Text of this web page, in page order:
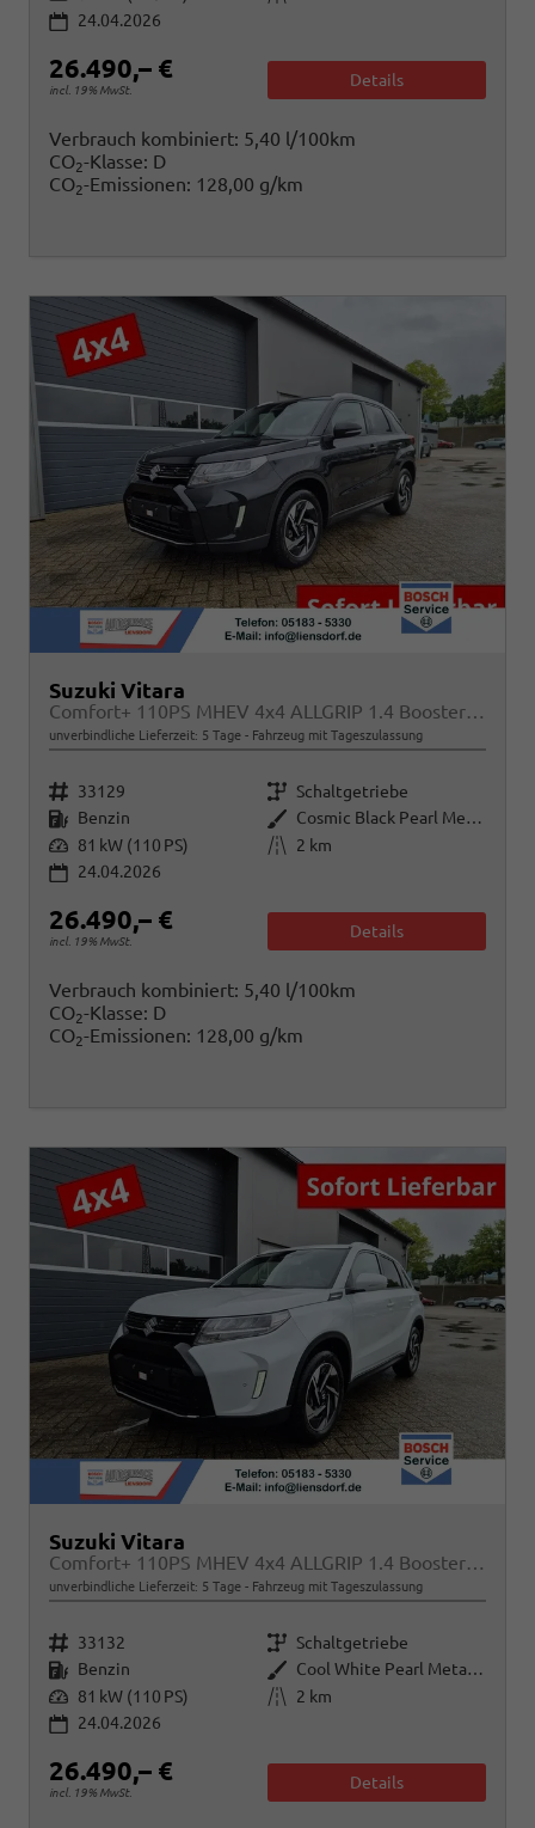
24.04.2026
26.490,– €
incl. 19% MwSt.
Details
Verbrauch kombiniert: 5,40 l/100km
CO2-Klasse: D
CO2-Emissionen: 128,00 g/km
Suzuki Vitara
Comfort+ 110PS MHEV 4x4 ALLGRIP 1.4 Boosterjet Allrad Teilleder mit Alcantara Navi Klimaautomatik Sitzheizung ACC PDC v+h Rückf.Kamera Suzuki-Radio Apple CarPlay Android Auto Touchscreen 2xKeyless 17-LM
unverbindliche Lieferzeit: 5 Tage Fahrzeug mit Tageszulassung
Fahrzeugnr. 33129 Getriebe Schaltgetriebe
Kraftstoff Benzin Außenfarbe
Cosmic Black Pearl Metallic
Leistung 81 kW (110 PS) Kilometerstand
2 km
24.04.2026
26.490,– €
incl. 19% MwSt.
Details
Verbrauch kombiniert: 5,40 l/100km
CO2-Klasse: D
CO2-Emissionen: 128,00 g/km
Suzuki Vitara
Comfort+ 110PS MHEV 4x4 ALLGRIP 1.4 Boosterjet Allrad Teilleder mit Alcantara Navi Klimaautomatik Sitzheizung ACC PDC v+h Rückf.Kamera Suzuki-Radio Apple CarPlay Android Auto Touchscreen 2xKeyless 17-LM
unverbindliche Lieferzeit: 5 Tage Fahrzeug mit Tageszulassung
Fahrzeugnr. 33132 Getriebe Schaltgetriebe
Kraftstoff Benzin Außenfarbe
Cool White Pearl Metallic
Leistung 81 kW (110 PS) Kilometerstand
2 km
24.04.2026
26.490,– €
incl. 19% MwSt.
Details